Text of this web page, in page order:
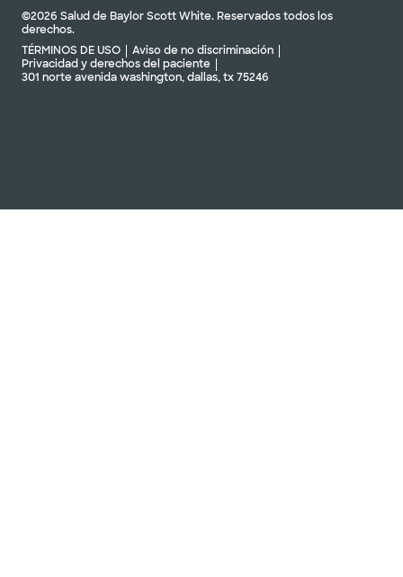
©2026 Salud de Baylor Scott White. Reservados todos los
derechos.
TÉRMINOS DE USO
Aviso de no discriminación
Privacidad y derechos del paciente
301 norte avenida washington, dallas, tx 75246